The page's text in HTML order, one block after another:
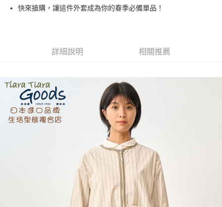
Google Pay
AFTEE先享後付
便利好安心！
１．簡單：不需註冊會員、不需綁卡、不需儲值。
２．便利：只要手機號碼，簡訊認證，即可結帳。
３．安心：先確認商品／服務後，再付款。
１．於結帳方式選擇「AFTEE先享後付」後，將跳轉至「AFTEE先享後付」
結帳頁面，進行簡訊認證並確認金額後，即可完成結帳。
２．訂單成立數日內，您將收到繳費通知簡訊。
３．收到繳費通知簡訊後14天內，點擊此簡訊中的連結，可透過四大超商／
ATM／網路銀行／等多元方式進行付款，方視為交易完成。
※ 請注意：結帳手續完成當下不需立刻繳費，但若您需要取消訂單，請聯絡
購買商品的店家。未經商家同意取消之訂單仍視為有效，需透過AFTEE先享
運送方式
全家取貨付款
每筆NT$60，滿NT$1,800(含以上)免運費
每筆NT$60，滿NT$1,800(含以上)免運費
每筆NT$60，滿NT$2,000(含以上)免運費
快來搶購，讓這件外套成為你的春季必備單品！
詳細說明 相關推薦